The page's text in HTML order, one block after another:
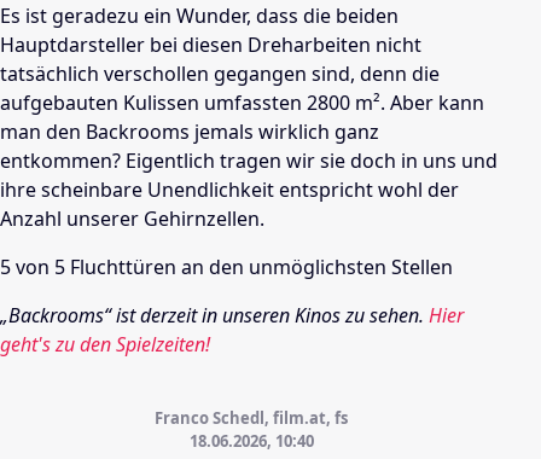
Es ist geradezu ein Wunder, dass die beiden
Hauptdarsteller bei diesen Dreharbeiten nicht
tatsächlich verschollen gegangen sind, denn die
aufgebauten Kulissen umfassten 2800 m². Aber kann
man den Backrooms jemals wirklich ganz
entkommen? Eigentlich tragen wir sie doch in uns und
ihre scheinbare Unendlichkeit entspricht wohl der
Anzahl unserer Gehirnzellen.
5 von 5 Fluchttüren an den unmöglichsten Stellen
„Backrooms“ist derzeit in unseren Kinos zu sehen. Hier
geht's zu den Spielzeiten!
Franco Schedl, film.at, fs
18.06.2026, 10:40